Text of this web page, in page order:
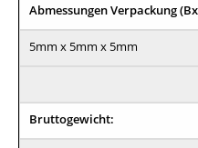
Abmessungen Verpackung
5mm x 5mm x 5mm
Bruttogewicht: